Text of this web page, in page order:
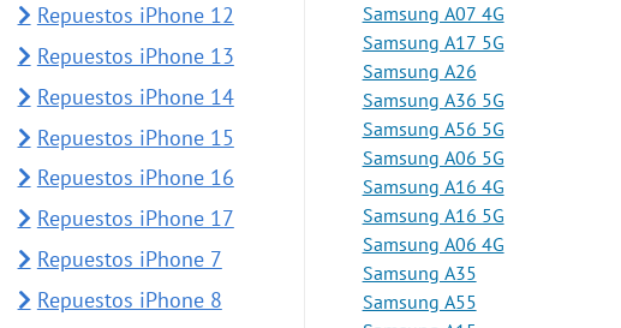
Samsung A07 4G
Samsung A17 5G
Samsung A26
Samsung A36 5G
Samsung A56 5G
Samsung A06 5G
Samsung A16 4G
Samsung A16 5G
Samsung A06 4G
Samsung A35
Samsung A55
Repuestos iPhone 12
Repuestos iPhone 13
Repuestos iPhone 14
Repuestos iPhone 15
Repuestos iPhone 16
Repuestos iPhone 17
Repuestos iPhone 7
Repuestos iPhone 8